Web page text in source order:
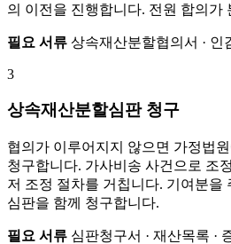
의 이전을 진행합니다. 전원 합의가
필요 서류 상속재산분할협의서 · 인
3
상속재산분할심판 청구
협의가 이루어지지 않으면 가정법
청구합니다. 가사비송 사건으로 조
저 조정 절차를 거칩니다. 기여분을
심판을 함께 청구합니다.
필요 서류 심판청구서 · 재산목록 ·